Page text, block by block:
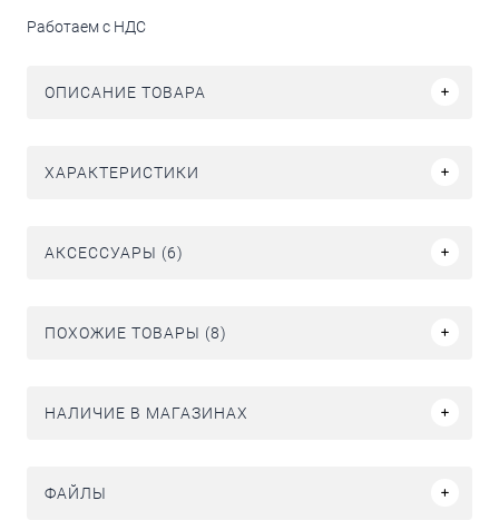
Работаем с НДС
ОПИСАНИЕ ТОВАРА
ХАРАКТЕРИСТИКИ
АКСЕССУАРЫ (6)
ПОХОЖИЕ ТОВАРЫ (8)
НАЛИЧИЕ В МАГАЗИНАХ
ФАЙЛЫ